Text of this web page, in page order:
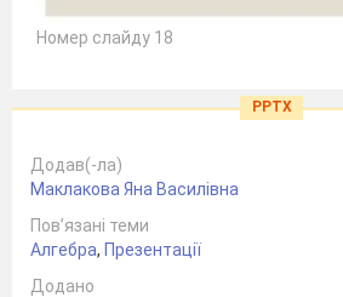
Номер слайду 18
PPTX
Додав(-ла)
Маклакова Яна Василівна
Пов’язані теми
Алгебра, Презентації
Додано